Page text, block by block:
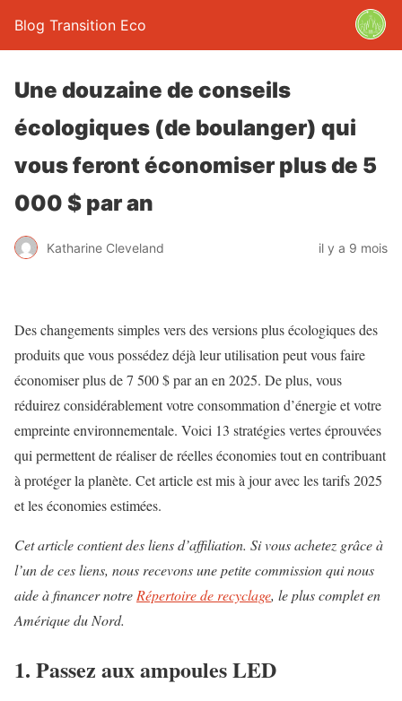
Blog Transition Eco
Une douzaine de conseils
écologiques (de boulanger) qui
vous feront économiser plus de 5
000 $ par an
Katharine Cleveland il y a 9 mois
Des changements simples vers des versions plus écologiques des
produits que vous possédez déjà leur utilisation peut vous faire
économiser plus de 7 500 $ par an en 2025. De plus, vous
réduirez considérablement votre consommation d’énergie et votre
empreinte environnementale. Voici 13 stratégies vertes éprouvées
qui permettent de réaliser de réelles économies tout en contribuant
à protéger la planète. Cet article est mis à jour avec les tarifs 2025
et les économies estimées.
Cet article contient des liens d’affiliation. Si vous achetez grâce à
l’un de ces liens, nous recevons une petite commission qui nous
aide à financer notre Répertoire de recyclage, le plus complet en
Amérique du Nord.
1. Passez aux ampoules LED